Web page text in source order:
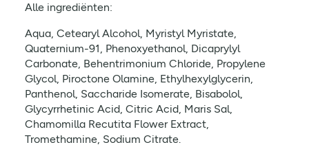
Alle ingrediënten:
Aqua, Cetearyl Alcohol, Myristyl Myristate,
Quaternium-91, Phenoxyethanol, Dicaprylyl
Carbonate, Behentrimonium Chloride, Propylene
Glycol, Piroctone Olamine, Ethylhexylglycerin,
Panthenol, Saccharide Isomerate, Bisabolol,
Glycyrrhetinic Acid, Citric Acid, Maris Sal,
Chamomilla Recutita Flower Extract,
Tromethamine, Sodium Citrate.